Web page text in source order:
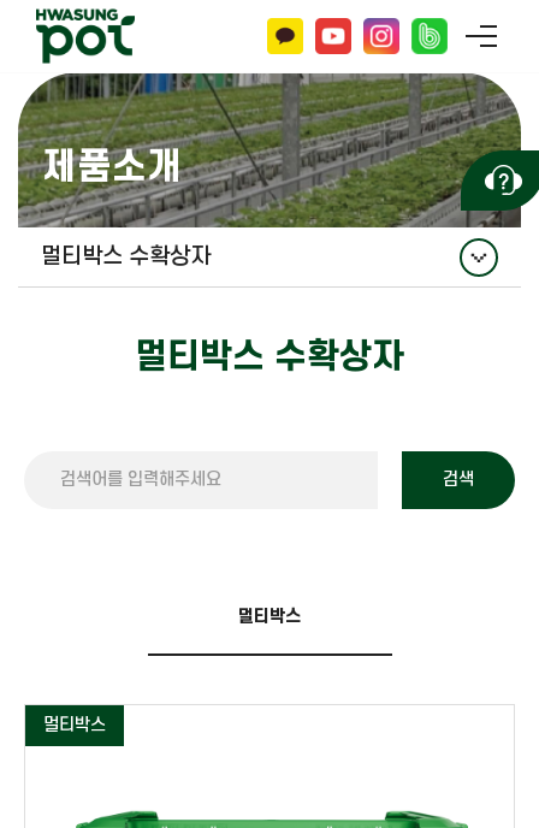
제품소개
멀티박스 수확상자
멀티박스 수확상자
검색
멀티박스
멀티박스